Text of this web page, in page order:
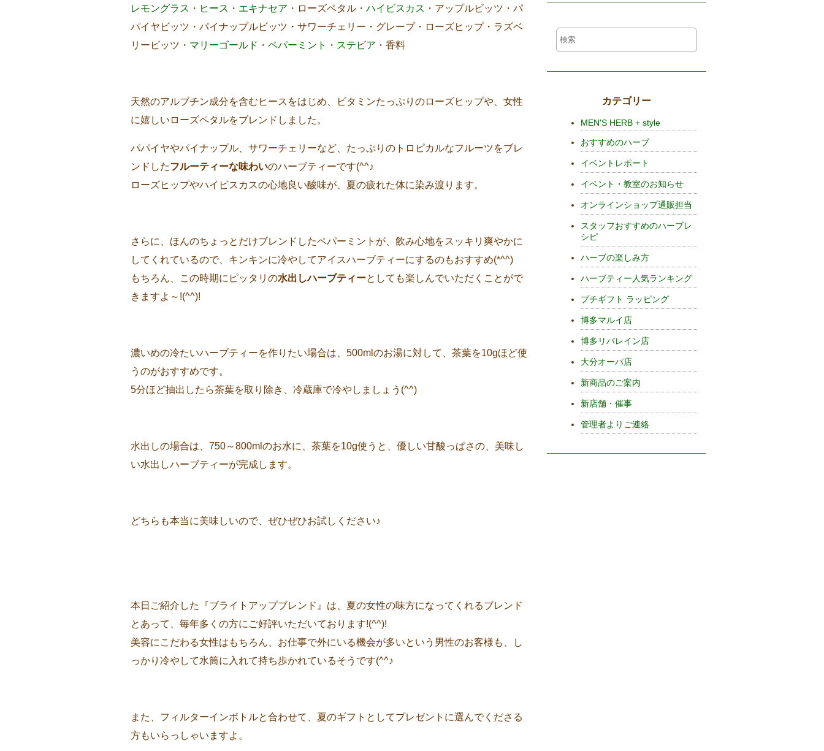
レモングラス ・ ヒース ・ エキナセア ・ローズペタル・ ハイビスカス ・アップルビッツ・パ
パイヤビッツ・パイナップルビッツ・サワーチェリー・グレープ・ローズヒップ・ラズベ
リービッツ・ マリーゴールド ・ ペパーミント ・ ステビア ・香料
天然のアルブチン成分を含むヒースをはじめ、ビタミンたっぷりのローズヒップや、女性
に嬉しいローズペタルをブレンドしました。
パパイヤやパイナップル、サワーチェリーなど、たっぷりのトロピカルなフルーツをブレ
ンドしたフルーティーな味わいのハーブティーです(^^♪
ローズヒップやハイビスカスの心地良い酸味が、夏の疲れた体に染み渡ります。
さらに、ほんのちょっとだけブレンドしたペパーミントが、飲み心地をスッキリ爽やかに
してくれているので、キンキンに冷やしてアイスハーブティーにするのもおすすめ(*^^)
もちろん、この時期にピッタリの水出しハーブティーとしても楽しんでいただくことがで
きますよ～!(^^)!
濃いめの冷たいハーブティーを作りたい場合は、500mlのお湯に対して、茶葉を10gほど使
うのがおすすめです。
5分ほど抽出したら茶葉を取り除き、冷蔵庫で冷やしましょう(^^)
水出しの場合は、750～800mlのお水に、茶葉を10g使うと、優しい甘酸っぱさの、美味し
い水出しハーブティーが完成します。
どちらも本当に美味しいので、ぜひぜひお試しください♪
本日ご紹介した『ブライトアップブレンド』は、夏の女性の味方になってくれるブレンド
とあって、毎年多くの方にご好評いただいております!(^^)!
美容にこだわる女性はもちろん、お仕事で外にいる機会が多いという男性のお客様も、し
っかり冷やして水筒に入れて持ち歩かれているそうです(^^♪
また、フィルターインボトルと合わせて、夏のギフトとしてプレゼントに選んでくださる
方もいらっしゃいますよ。
カテゴリー
MEN'S HERB + style
おすすめのハーブ
イベントレポート
イベント・教室のお知らせ
オンラインショップ通販担当
スタッフおすすめのハーブレ
シピ
ハーブの楽しみ方
ハーブティー人気ランキング
プチギフト ラッピング
博多マルイ店
博多リバレイン店
大分オーパ店
新商品のご案内
新店舗・催事
管理者よりご連絡